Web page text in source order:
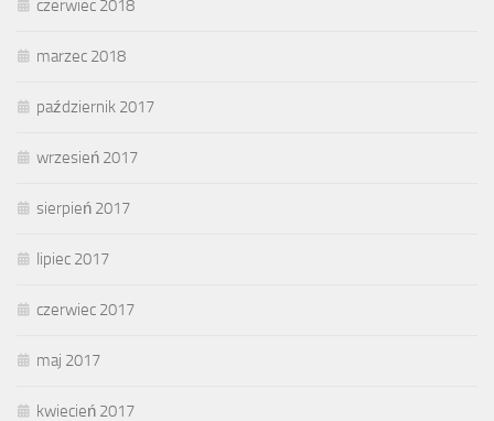
czerwiec 2018
marzec 2018
październik 2017
wrzesień 2017
sierpień 2017
lipiec 2017
czerwiec 2017
maj 2017
kwiecień 2017